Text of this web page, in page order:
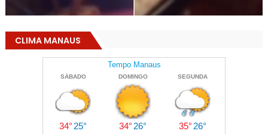
CLIMA MANAUS